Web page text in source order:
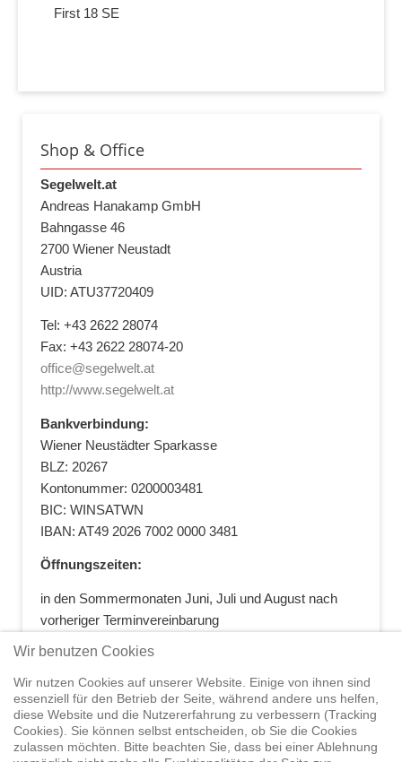
First 18 SE
Shop & Office
Segelwelt.at
Andreas Hanakamp GmbH
Bahngasse 46
2700 Wiener Neustadt
Austria
UID: ATU37720409
Tel: +43 2622 28074
Fax: +43 2622 28074-20
office@segelwelt.at
http://www.segelwelt.at
Bankverbindung:
Wiener Neustädter Sparkasse
BLZ: 20267
Kontonummer: 0200003481
BIC: WINSATWN
IBAN: AT49 2026 7002 0000 3481
Öffnungszeiten:
in den Sommermonaten Juni, Juli und August nach
vorheriger Terminvereinbarung
Home Shop Trainings Segeltörns Service Elvstrøm
Wir benutzen Cookies
Wir nutzen Cookies auf unserer Website. Einige von ihnen sind
essenziell für den Betrieb der Seite, während andere uns helfen,
diese Website und die Nutzererfahrung zu verbessern (Tracking
Cookies). Sie können selbst entscheiden, ob Sie die Cookies
zulassen möchten. Bitte beachten Sie, dass bei einer Ablehnung